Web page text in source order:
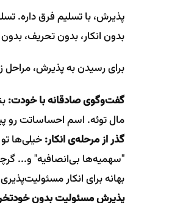
پذیرش، با تسلیم فرق داره.
بدون انکار، بدون تحریف،
برای رسیدن به پذیرش، مراحل
گفت‌وگوی صادقانه با خودت:
مال توئه. اسم احساساتت
گذر از مرحله‌ی انکار:خیلی‌ها
"سهمیه‌ها بی‌انصافیه" و...
بهانه برای انکار
پذیرش مسئولیت بدون